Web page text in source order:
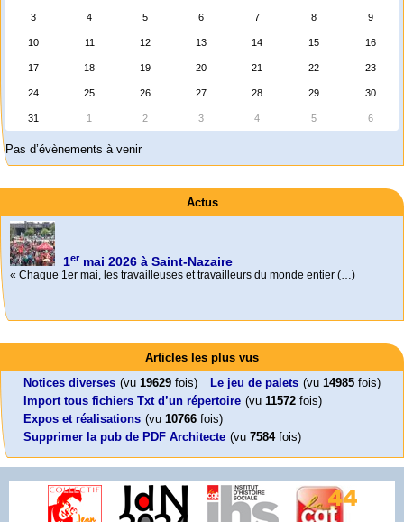
3 4 5 6 7 8 9
10 11 12 13 14 15 16
17 18 19 20 21 22 23
24 25 26 27 28 29 30
31 1 2 3 4 5 6
Pas d’évènements à venir
Actus
1ermai 2026 à Saint-Nazaire
« Chaque 1er mai, les travailleuses et travailleurs du monde entier (…)
Foutez-nous la paix !
Aujourd’hui, mercredi 18 mars 2026, le président de la République
Emmanuel (…)
Leonard Peltier libre !
Leonard Peltier, un Amérindien condamné deux fois à la prison à vie pour
un (…)
En Pays-de-la-Loire le couperet est tombé !
« La présidente Horizons de la région Pays de la Loire veut faire voter ce (…)
Mon CV... Cette perle indique une nouveauté, ou le dernier travail (…)
Articles les plus vus
Notices diverses (vu 19629 fois) Le jeu de palets (vu 14985 fois)
Import tous fichiers Txt d’un répertoire (vu 11572 fois)
Expos et réalisations (vu 10766 fois)
Supprimer la pub de PDF Architecte (vu 7584fois)